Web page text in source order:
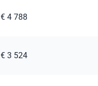
€ 4 788
€ 3 524